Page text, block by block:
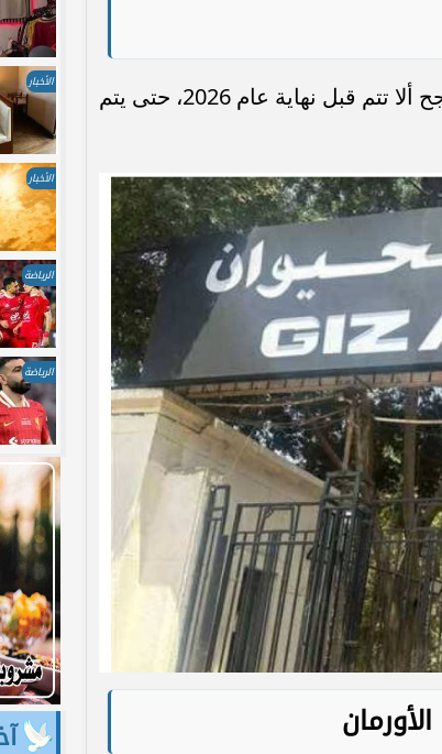
من المتوقع أن إعادة افتتاح حديقة الحيوان بالجيزة من المرجح ألا تتم قبل نهاية عام 2026، حتى يتم
الأخبار
الأخبار
الرياضة
الرياضة